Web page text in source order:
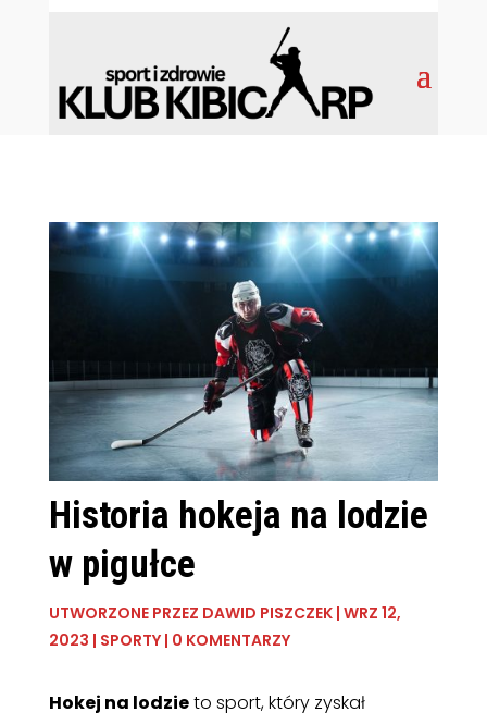
Historia hokeja na lodzie
w pigułce
UTWORZONE PRZEZ DAWID PISZCZEK| WRZ 12,
2023 | SPORTY| 0 KOMENTARZY
Hokej na lodzieto sport, który zyskał